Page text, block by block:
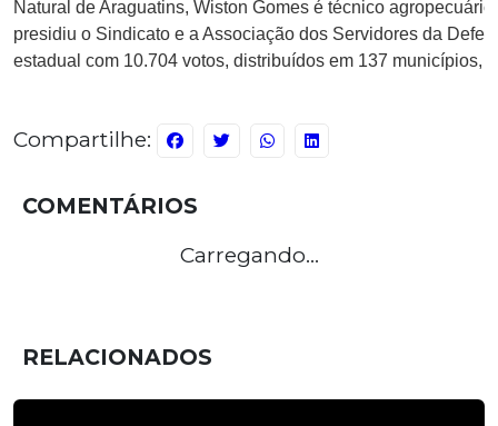
Natural de Araguatins, Wiston Gomes é técnico
presidiu o Sindicato e a Associação dos Servidores da
estadual com 10.704 votos, distribuídos em 137 municípios,
Compartilhe:
COMENTÁRIOS
Carregando...
RELACIONADOS